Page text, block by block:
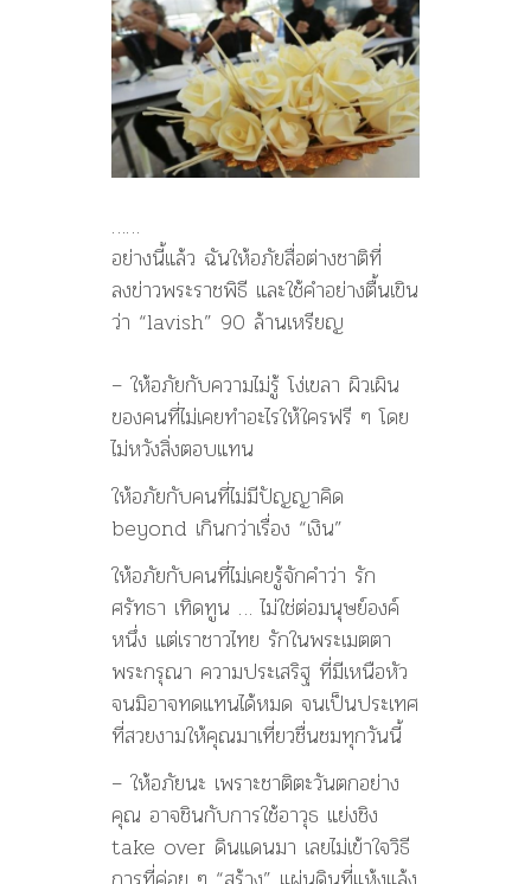
……
อย่างนี้แล้ว ฉันให้อภัยสื่อต่างชาติที่
ลงข่าวพระราชพิธี และใช้คำอย่างตื้นเขิน
ว่า “lavish” 90 ล้านเหรียญ
– ให้อภัยกับความไม่รู้ โง่เขลา ผิวเผิน
ของคนที่ไม่เคยทำอะไรให้ใครฟรี ๆ โดย
ไม่หวังสิ่งตอบแทน
ให้อภัยกับคนที่ไม่มีปัญญาคิด
beyond เกินกว่าเรื่อง “เงิน”
ให้อภัยกับคนที่ไม่เคยรู้จักคำว่า รัก
ศรัทธา เทิดทูน … ไม่ใช่ต่อมนุษย์องค์
หนึ่ง แต่เราชาวไทย รักในพระเมตตา
พระกรุณา ความประเสริฐ ที่มีเหนือหัว
จนมิอาจทดแทนได้หมด จนเป็นประเทศ
ที่สวยงามให้คุณมาเที่ยวชื่นชมทุกวันนี้
– ให้อภัยนะ เพราะชาติตะวันตกอย่าง
คุณ อาจชินกับการใช้อาวุธ แย่งชิง
take over ดินแดนมา เลยไม่เข้าใจวิธี